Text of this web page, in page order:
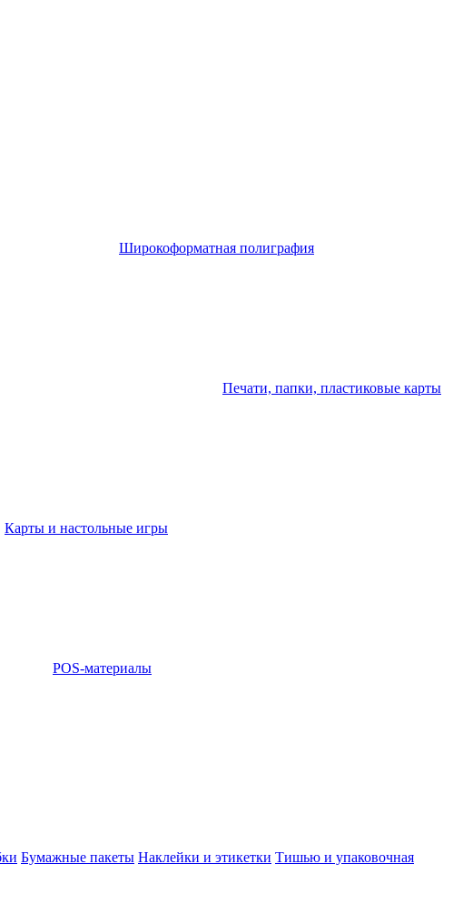
Широкоформатная полиграфия
Печати, папки, пластиковые карты
Карты и настольные игры
POS-материалы
Бумажные пакеты Наклейки и этикетки Тишью и упаковочная